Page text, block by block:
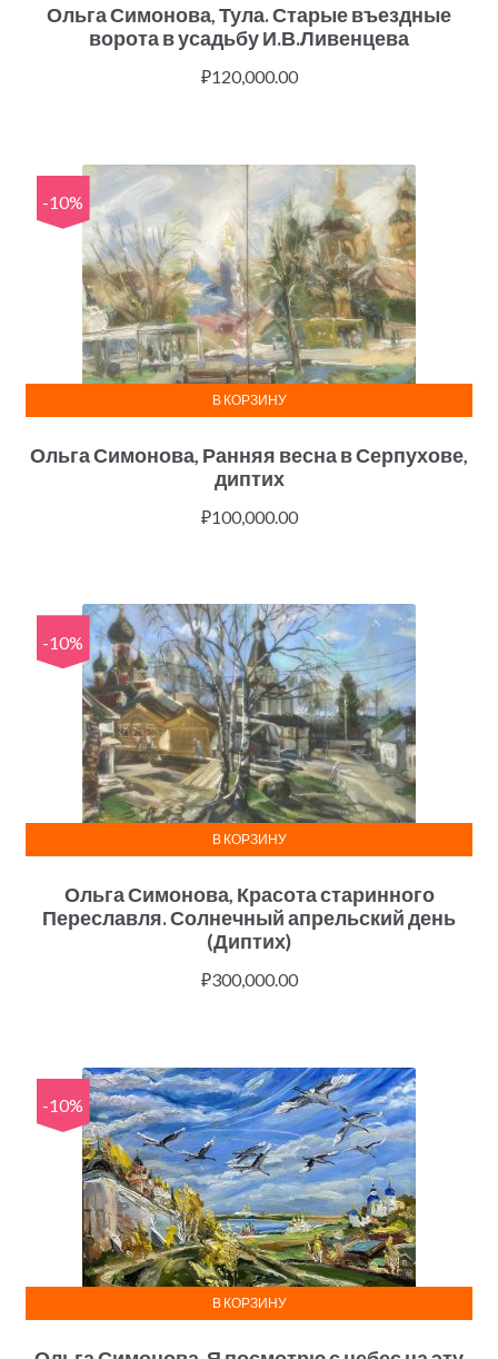
Ольга Симонова, Тула. Старые въездные
ворота в усадьбу И.В.Ливенцева
₽120,000.00
-10%
Ольга Симонова, Ранняя весна в Серпухове,
диптих
₽100,000.00
В КОРЗИНУ
-10%
Ольга Симонова, Красота старинного
Переславля. Солнечный апрельский день
(Диптих)
₽300,000.00
В КОРЗИНУ
-10%
В КОРЗИНУ